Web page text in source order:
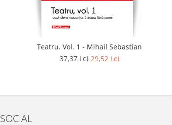
Teatru. Vol. 1 - Mihail Sebastian
37,37 Lei29,52 Lei
SOCIAL